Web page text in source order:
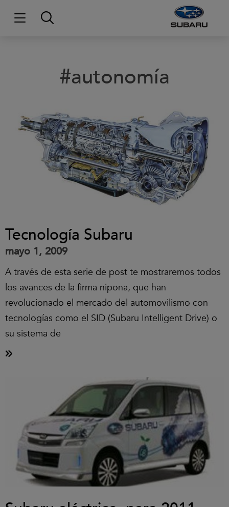
#autonomía
Tecnología Subaru
mayo 1, 2009
A través de esta serie de post te mostraremos todos
los avances de la firma nipona, que han
revolucionado el mercado del automovilismo con
tecnologías como el SID (Subaru Intelligent Drive) o
su sistema de